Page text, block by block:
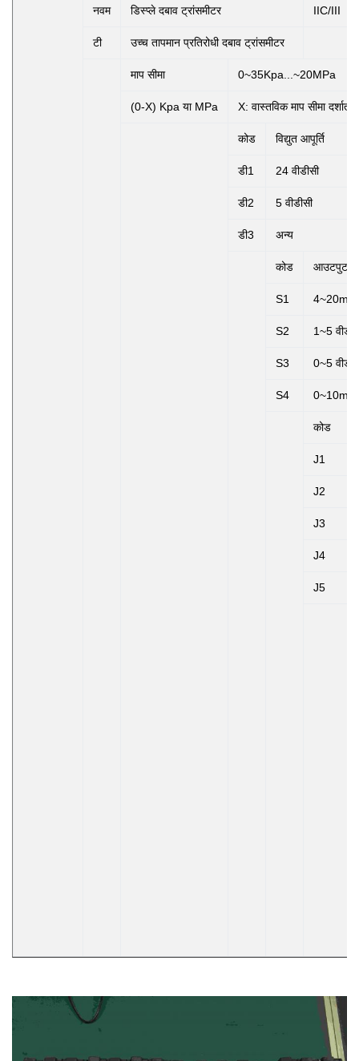
नवम डिस्प्ले दबाव ट्रांसमीटर IIC/III
टी उच्च तापमान प्रतिरोधी दबाव ट्रांसमीटर
माप सीमा 0~35Kpa...~20MPa
(0-X) Kpa या MPa X: वास्तविक माप सीमा दर्शाता
कोड विद्युत आपूर्ति
डी1 24 वीडीसी
डी2 5 वीडीसी
डी3 अन्य
कोड आउटपुट
S1
S2 1~5
S3 0~5
S4
कोड
J1
J2
J3
J4
J5